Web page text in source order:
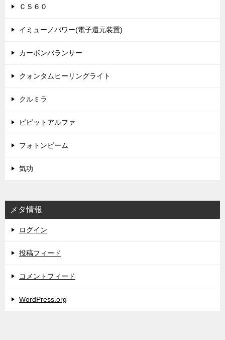
ＣＳ６０
イミューノパワー(電子還元装置)
カーボンバランサー
クォンタムヒーリングライト
クルミラ
ピピットアルファ
フォトンビーム
気功
メタ情報
ログイン
投稿フィード
コメントフィード
WordPress.org